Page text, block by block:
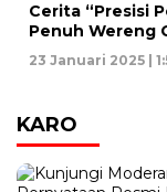
Cerita “Presisi
Penuh Wereng
23 Januari 2025 |
KARO